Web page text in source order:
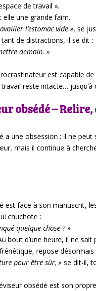
de travail ».
elle une grande faim.
l’estomac vide », se
de distractions, il se dit :
demain. »
est capable de
reste intacte… jusqu’à
obsédé –
a une obsession : il ne
mais il continue à
est face à son manuscrit,
chuchote :
quelque chose ? »
bout d’une heure, il ne
repose
pour être sûr, » se dit-il,
obsédé est son